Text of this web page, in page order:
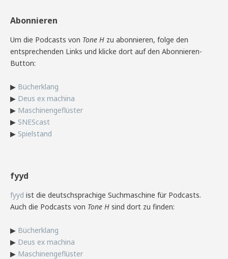
Abonnieren
Um die Podcasts von Tone H zu abonnieren, folge den
entsprechenden Links und klicke dort auf den Abonnieren-
Button:
▶ Bücherklang
▶ Deus ex machina
▶ Maschinengeflüster
▶ SNEScast
▶ Spielstand
fyyd
fyyd ist die deutschsprachige Suchmaschine für Podcasts.
Auch die Podcasts von Tone H sind dort zu finden:
▶ Bücherklang
▶ Deus ex machina
▶ Maschinengeflüster